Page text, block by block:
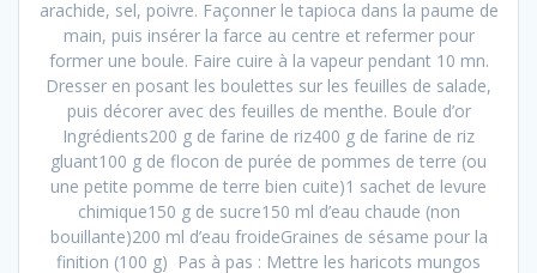
arachide, sel, poivre. Façonner le tapioca dans la paume de
main, puis insérer la farce au centre et refermer pour
former une boule. Faire cuire à la vapeur pendant 10 mn.
Dresser en posant les boulettes sur les feuilles de salade,
puis décorer avec des feuilles de menthe. Boule d’or
Ingrédients200 g de farine de riz400 g de farine de riz
gluant100 g de flocon de purée de pommes de terre (ou
une petite pomme de terre bien cuite)1 sachet de levure
chimique150 g de sucre150 ml d’eau chaude (non
bouillante)200 ml d’eau froideGraines de sésame pour la
finition (100 g) Pas à pas : Mettre les haricots mungos